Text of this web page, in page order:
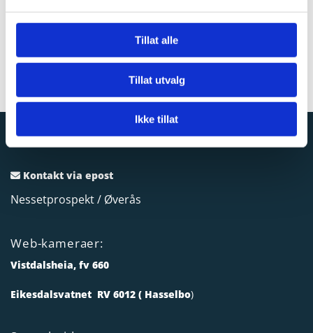
Tillat alle
Tillat utvalg
Ikke tillat
Voksne: 100,-
Les meir om dette her.
 Kontakt via epost
Nessetprospekt / Øverås
Web-kameraer:
Vistdalsheia, fv 660
Eikesdalsvatnet RV 6012 ( Hasselbo)